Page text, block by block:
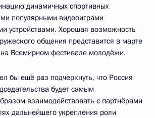
динамичных спортивных
популярными видеоиграми
устройствами. Хорошая возможность
общения представится в марте
Всемирном фестивале молодёжи.
бы ещё раз подчеркнуть, что Россия
будет самым
взаимодействовать с партнёрами
дальнейшего укрепления роли